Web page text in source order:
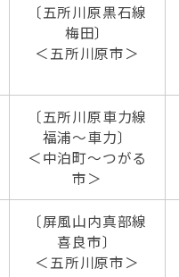
〔五所川原黒石線
梅田〕
＜五所川原市＞
〔五所川原車力線
福浦～車力〕
＜中泊町～つがる
市＞
〔屏風山内真部線
喜良市〕
＜五所川原市＞